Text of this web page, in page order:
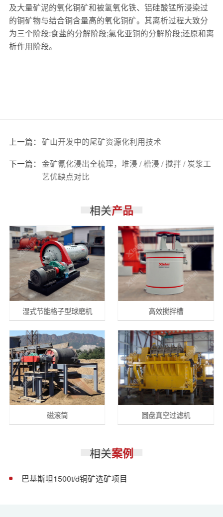
及大量矿泥的氧化铜矿和被氢氧化铁、铝硅酸锰所浸染过
的铜矿物与结合铜含量高的氧化铜矿。其离析过程大致分
为三个阶段:食盐的分解阶段;氯化亚铜的分解阶段;还原和离
析作用阶段。
上一篇： 矿山开发中的尾矿资源化利用技术
下一篇： 金矿氰化浸出全梳理，堆浸 / 槽浸 / 搅拌 / 炭浆工
艺优缺点对比
相关产品
湿式节能格子型球磨机 高效搅拌槽
磁滚筒 圆盘真空过滤机
相关案例
巴基斯坦1500t/d铜矿选矿项目